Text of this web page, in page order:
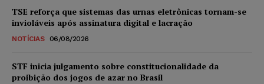
TSE reforça que sistemas das urnas eletrônicas tornam-se
invioláveis após assinatura digital e lacração
NOTÍCIAS 06/08/2026
STF inicia julgamento sobre constitucionalidade da
proibição dos jogos de azar no Brasil